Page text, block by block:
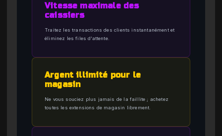
Vitesse maximale des
caissiers
Traitez les transactions des clients instantanément et
éliminez les files d’attente.
Argent illimité pour le
magasin
Ne vous souciez plus jamais de la faillite ; achetez
toutes les extensions de magasin librement.